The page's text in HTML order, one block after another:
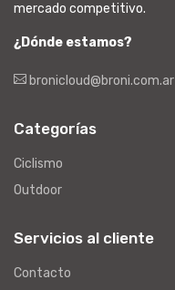
mercado competitivo.
¿Dónde estamos?
bronicloud@broni.com.ar
Categorías
Ciclismo
Outdoor
Servicios al cliente
Contacto